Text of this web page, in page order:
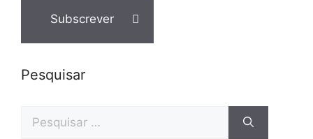
Pesquisar
por: